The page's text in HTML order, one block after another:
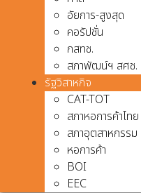
อัยการ-สูงสุด
คอรัปชั่น
กสทช.
สภาพัฒน์ฯ สศช.
รัฐวิสาหกิจ
CAT-TOT
สภาหอการค้าไทย
สภาอุตสาหกรรม
หอการค้า
BOI
EEC